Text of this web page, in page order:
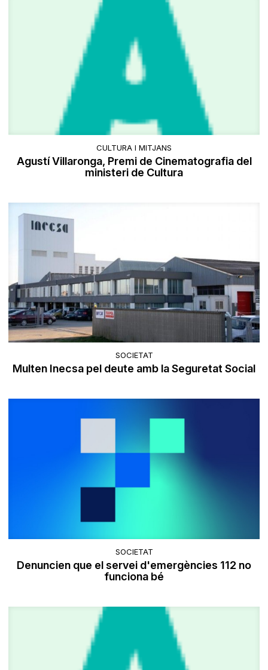
CULTURA I MITJANS
Agustí Villaronga, Premi de Cinematografia del
ministeri de Cultura
SOCIETAT
Multen Inecsa pel deute amb la Seguretat Social
SOCIETAT
Denuncien que el servei d'emergències 112 no
funciona bé